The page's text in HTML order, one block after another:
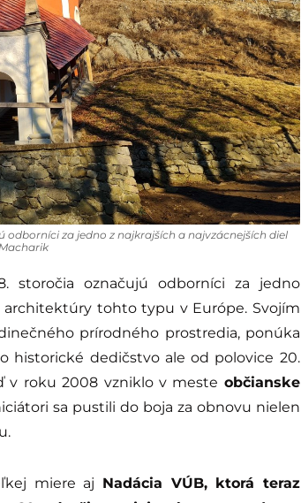
odborníci za jedno z najkrajších a najvzácnejších diel
storočia označujú odborníci za jedno
architektúry tohto typu v Európe. Svojím
prírodného prostredia, ponúka
historické dedičstvo ale od polovice 20.
v roku 2008 vzniklo v meste občianske
sa pustili do boja za obnovu nielen
miere aj Nadácia VÚB, ktorá teraz